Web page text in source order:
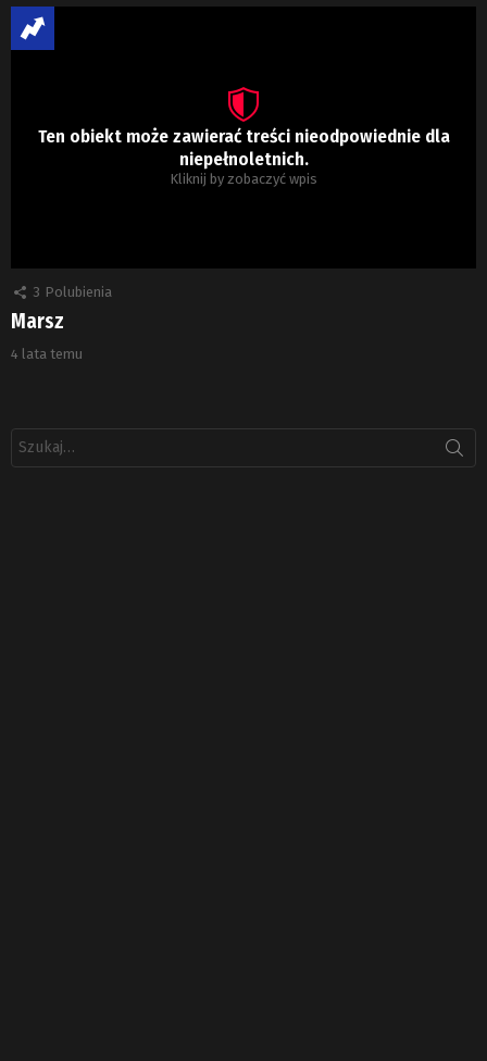
Ten obiekt może zawierać treści nieodpowiednie dla
niepełnoletnich.
Kliknij by zobaczyć wpis
3 Polubienia
Marsz
4 lata temu